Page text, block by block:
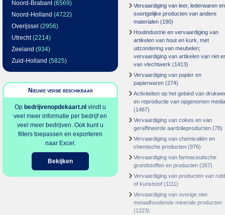
Noord-Brabant(6569)
Noord-Holland (4722)
Overijssel (2956)
Utrecht(2214)
Zeeland (934)
Zuid-Holland (5825)
Nieuwe versie beschikbaar
Op bedrijvenopdekaart.nl vindt u
veel meer informatie per bedrijf en
veel meer bedrijven. Ook kunt u
filters toepassen en exporteren
naar Excel.
Bekijken
Vervaardiging van leer, lederwaren en
soortgelijke producten van andere
materialen (190)
Houtindustrie en vervaardiging van
artikelen van hout en kurk, met
uitzondering van meubelen;
vervaardiging van artikelen van riet
van vlechtwerk (1413)
Vervaardiging van papier en
papierwaren (274)
Activiteiten op het gebied van
en reproductie van opgenomen media
(1487)
Vervaardiging van cokes en van
geraffineerde aardolieproducten (78)
Vervaardiging van chemicaliën en
chemische producten (976)
Vervaardiging van farmaceutische
grondstoffen en producten (267)
Vervaardiging van producten van
of kunststof (1111)
Vervaardiging van overige niet-
metaalhoudende minerale producten
(1223)